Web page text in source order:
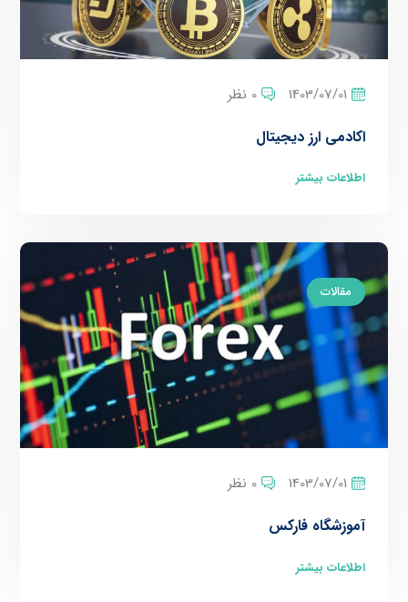
1403/07/01 0 نظر
اکادمی ارز دیجیتال
اطلاعات بیشتر
مقالات
1403/07/01 0 نظر
آموزشگاه فارکس
اطلاعات بیشتر